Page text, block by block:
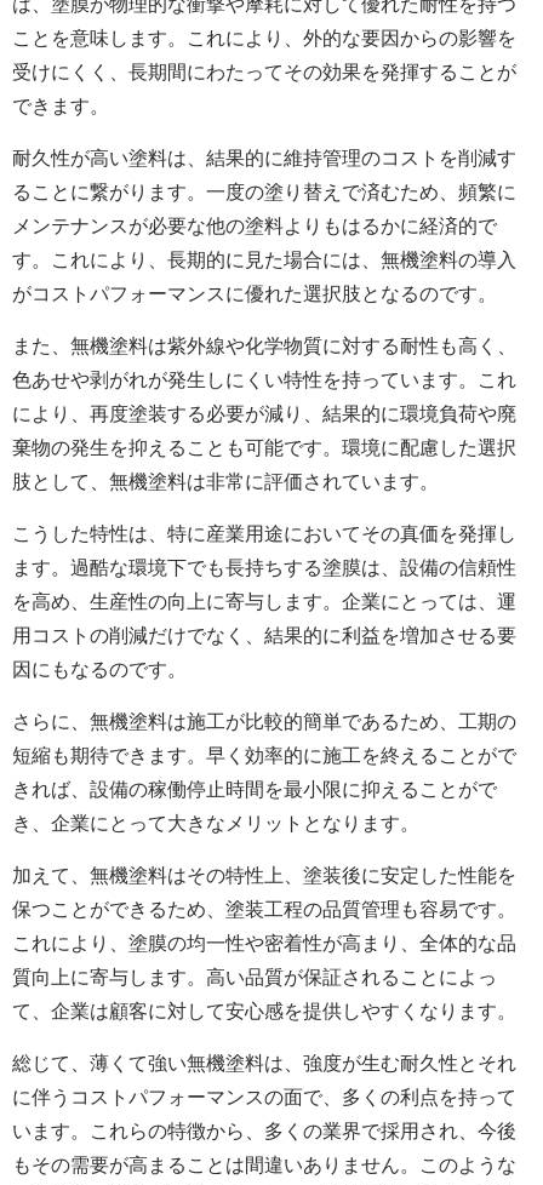
ことを意味します。これにより、外的な要因からの影響を
受けにくく、長期間にわたってその効果を発揮することが
できます。
耐久性が高い塗料は、結果的に維持管理のコストを削減す
ることに繋がります。一度の塗り替えで済むため、頻繁に
メンテナンスが必要な他の塗料よりもはるかに経済的で
す。これにより、長期的に見た場合には、無機塗料の導入
がコストパフォーマンスに優れた選択肢となるのです。
また、無機塗料は紫外線や化学物質に対する耐性も高く、
色あせや剥がれが発生しにくい特性を持っています。これ
により、再度塗装する必要が減り、結果的に環境負荷や廃
棄物の発生を抑えることも可能です。環境に配慮した選択
肢として、無機塗料は非常に評価されています。
こうした特性は、特に産業用途においてその真価を発揮し
ます。過酷な環境下でも長持ちする塗膜は、設備の信頼性
を高め、生産性の向上に寄与します。企業にとっては、運
用コストの削減だけでなく、結果的に利益を増加させる要
因にもなるのです。
さらに、無機塗料は施工が比較的簡単であるため、工期の
短縮も期待できます。早く効率的に施工を終えることがで
きれば、設備の稼働停止時間を最小限に抑えることがで
き、企業にとって大きなメリットとなります。
加えて、無機塗料はその特性上、塗装後に安定した性能を
保つことができるため、塗装工程の品質管理も容易です。
これにより、塗膜の均一性や密着性が高まり、全体的な品
質向上に寄与します。高い品質が保証されることによっ
て、企業は顧客に対して安心感を提供しやすくなります。
総じて、薄くて強い無機塗料は、強度が生む耐久性とそれ
に伴うコストパフォーマンスの面で、多くの利点を持って
います。これらの特徴から、多くの業界で採用され、今後
もその需要が高まることは間違いありません。このような